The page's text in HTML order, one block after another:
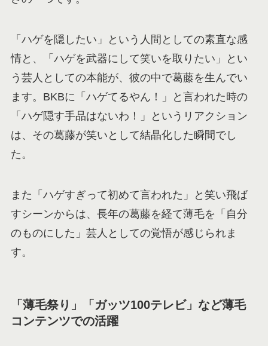
「ハゲを隠したい」という人間としての素直な感
情と、「ハゲを武器にして笑いを取りたい」とい
う芸人としての本能が、彼の中で葛藤を生んでい
ます。BKBに「ハゲてるやん！」と言われた時の
「ハゲ隠す手品はないわ！」というリアクション
は、その葛藤が笑いとして結晶化した瞬間でし
た。
また「ハゲすぎって初めて言われた」と笑い飛ば
すシーンからは、長年の葛藤を経て薄毛を「自分
のものにした」芸人としての覚悟が感じられま
す。
「薄毛祭り」「ガッツ100テレビ」など薄毛
コンテンツでの活躍